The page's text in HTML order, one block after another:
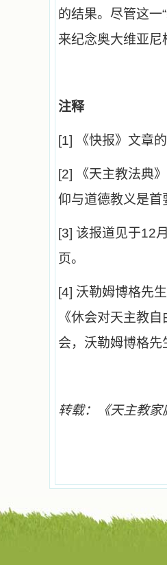
的结果。尽管这一
来纪念奥大维亚
注释
[1] 《快报》文章
[2]
《天主教法典
仰与道德教义是首
[3] 该报道见于12
页。
[4] 沃勒姆博格先
《休会对天主教
会，沃勒姆博格
转载：《天主教